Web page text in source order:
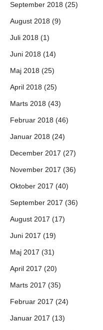
September 2018 (25)
August 2018 (9)
Juli 2018 (1)
Juni 2018 (14)
Maj 2018 (25)
April 2018 (25)
Marts 2018 (43)
Februar 2018 (46)
Januar 2018 (24)
December 2017 (27)
November 2017 (36)
Oktober 2017 (40)
September 2017 (36)
August 2017 (17)
Juni 2017 (19)
Maj 2017 (31)
April 2017 (20)
Marts 2017 (35)
Februar 2017 (24)
Januar 2017 (13)